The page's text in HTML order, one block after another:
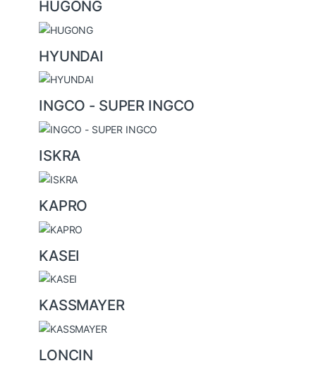
HUGONG
HYUNDAI
INGCO - SUPER INGCO
ISKRA
KAPRO
KASEI
KASSMAYER
LONCIN